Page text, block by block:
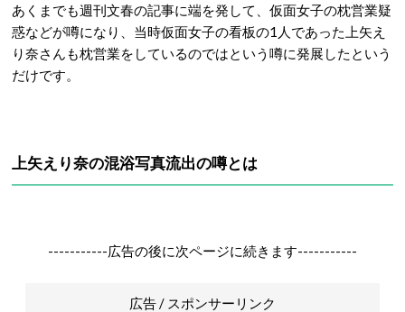
あくまでも週刊文春の記事に端を発して、仮面女子の枕営業疑
惑などが噂になり、当時仮面女子の看板の1人であった上矢え
り奈さんも枕営業をしているのではという噂に発展したという
だけです。
上矢えり奈の混浴写真流出の噂とは
-----------広告の後に次ページに続きます-----------
広告 / スポンサーリンク